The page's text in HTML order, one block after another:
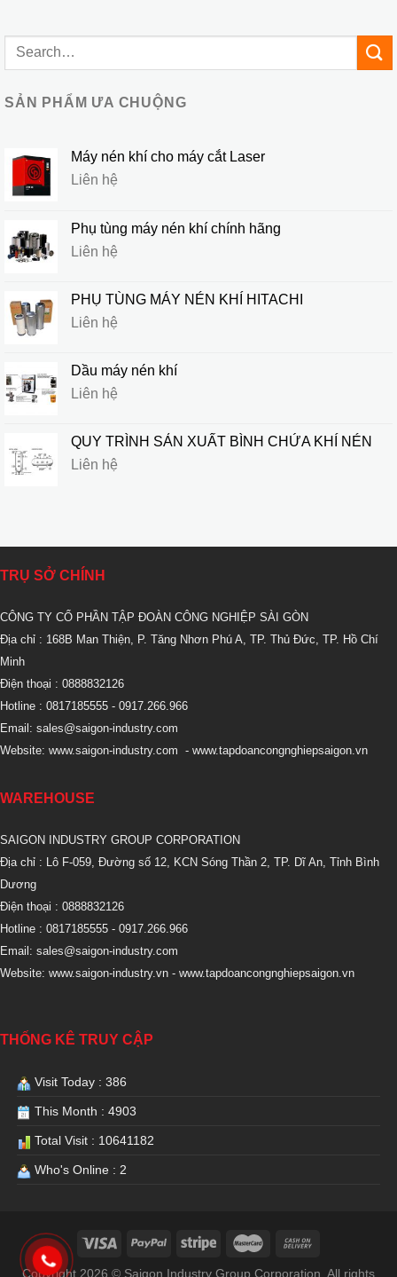
SẢN PHẨM ƯA CHUỘNG
Máy nén khí cho máy cắt Laser
Liên hệ
Phụ tùng máy nén khí chính hãng
Liên hệ
PHỤ TÙNG MÁY NÉN KHÍ HITACHI
Liên hệ
Dầu máy nén khí
Liên hệ
QUY TRÌNH SẢN XUẤT BÌNH CHỨA KHÍ NÉN
Liên hệ
TRỤ SỞ CHÍNH
CÔNG TY CỔ PHẦN TẬP ĐOÀN CÔNG NGHIỆP SÀI GÒN
Địa chỉ : 168B Man Thiện, P. Tăng Nhơn Phú A, TP. Thủ Đức, TP. Hồ Chí
Minh
Điện thoại : 0888832126
Hotline : 0817185555 - 0917.266.966
Email: sales@saigon-industry.com
Website: www.saigon-industry.com - www.tapdoancongnghiepsaigon.vn
WAREHOUSE
SAIGON INDUSTRY GROUP CORPORATION
Địa chỉ : Lô F-059, Đường số 12, KCN Sóng Thần 2, TP. Dĩ An, Tỉnh Bình
Dương
Điện thoại : 0888832126
Hotline : 0817185555 - 0917.266.966
Email: sales@saigon-industry.com
Website: www.saigon-industry.vn - www.tapdoancongnghiepsaigon.vn
THỐNG KÊ TRUY CẬP
Visit Today : 386
This Month : 4903
Total Visit : 10641182
Who's Online : 2
Copyright 2026 © Saigon Industry Group Corporation. All rights